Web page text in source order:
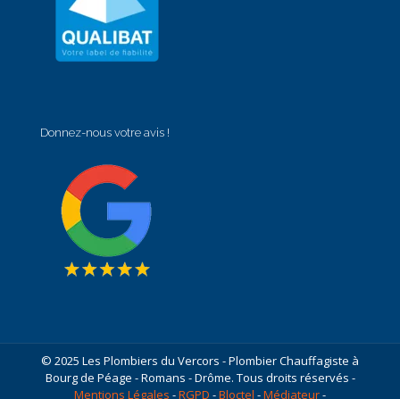
Donnez-nous votre avis !
© 2025 Les Plombiers du Vercors - Plombier Chauffagiste à
Bourg de Péage - Romans - Drôme. Tous droits réservés -
Mentions Légales -RGPD -Bloctel -Médiateur-